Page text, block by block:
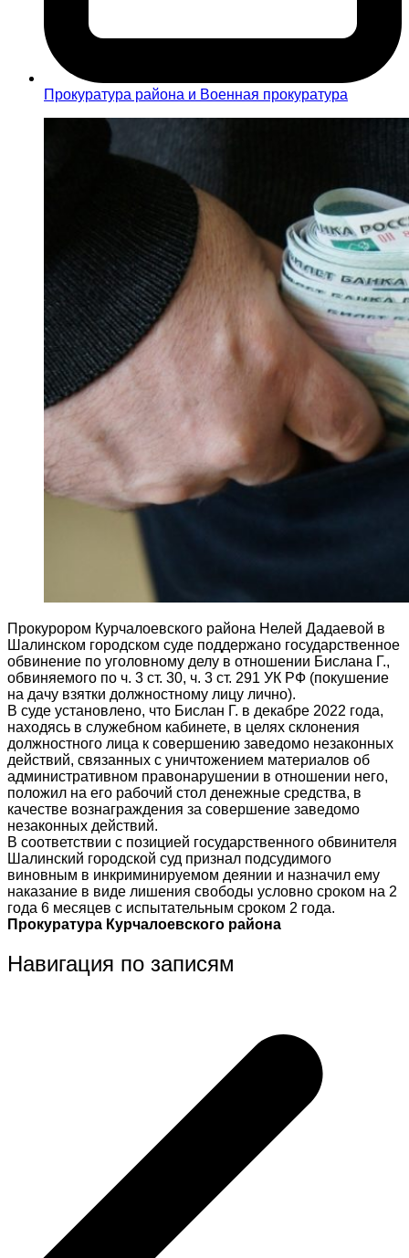
Прокуратура района и Военная прокуратура
Прокурором Курчалоевского района Нелей Дадаевой в
Шалинском городском суде поддержано государственное
обвинение по уголовному делу в отношении Бислана Г.,
обвиняемого по ч. 3 ст. 30, ч. 3 ст. 291 УК РФ (покушение
на дачу взятки должностному лицу лично).
В суде установлено, что Бислан Г. в декабре 2022 года,
находясь в служебном кабинете, в целях склонения
должностного лица к совершению заведомо незаконных
действий, связанных с уничтожением материалов об
административном правонарушении в отношении него,
положил на его рабочий стол денежные средства, в
качестве вознаграждения за совершение заведомо
незаконных действий.
В соответствии с позицией государственного обвинителя
Шалинский городской суд признал подсудимого
виновным в инкриминируемом деянии и назначил ему
наказание в виде лишения свободы условно сроком на 2
года 6 месяцев с испытательным сроком 2 года.
Прокуратура Курчалоевского района
Навигация по записям